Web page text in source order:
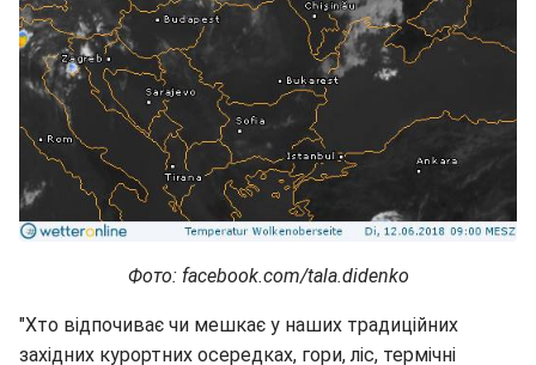
Фото: facebook.com/tala.didenko
"Хто відпочиває чи мешкає у наших традиційних
західних курортних осередках, гори, ліс, термічні